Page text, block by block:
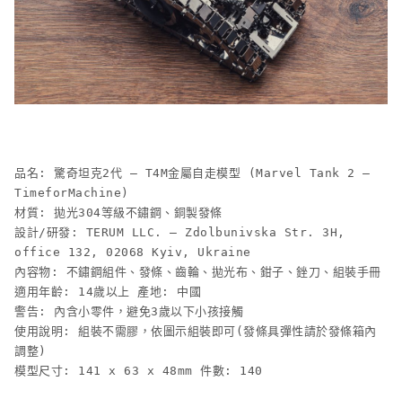
品名: 驚奇坦克2代 – T4M金屬自走模型 (Marvel Tank 2 –
TimeforMachine)
材質: 拋光304等級不鏽鋼、銅製發條
設計/研發: TERUM LLC. – Zdolbunivska Str. 3H,
office 132, 02068 Kyiv, Ukraine
內容物: 不鏽鋼組件、發條、齒輪、拋光布、鉗子、銼刀、組裝手冊
適用年齡: 14歲以上 產地: 中國
警告: 內含小零件，避免3歲以下小孩接觸
使用說明: 組裝不需膠，依圖示組裝即可(發條具彈性請於發條箱內
調整)
模型尺寸: 141 x 63 x 48mm 件數: 140